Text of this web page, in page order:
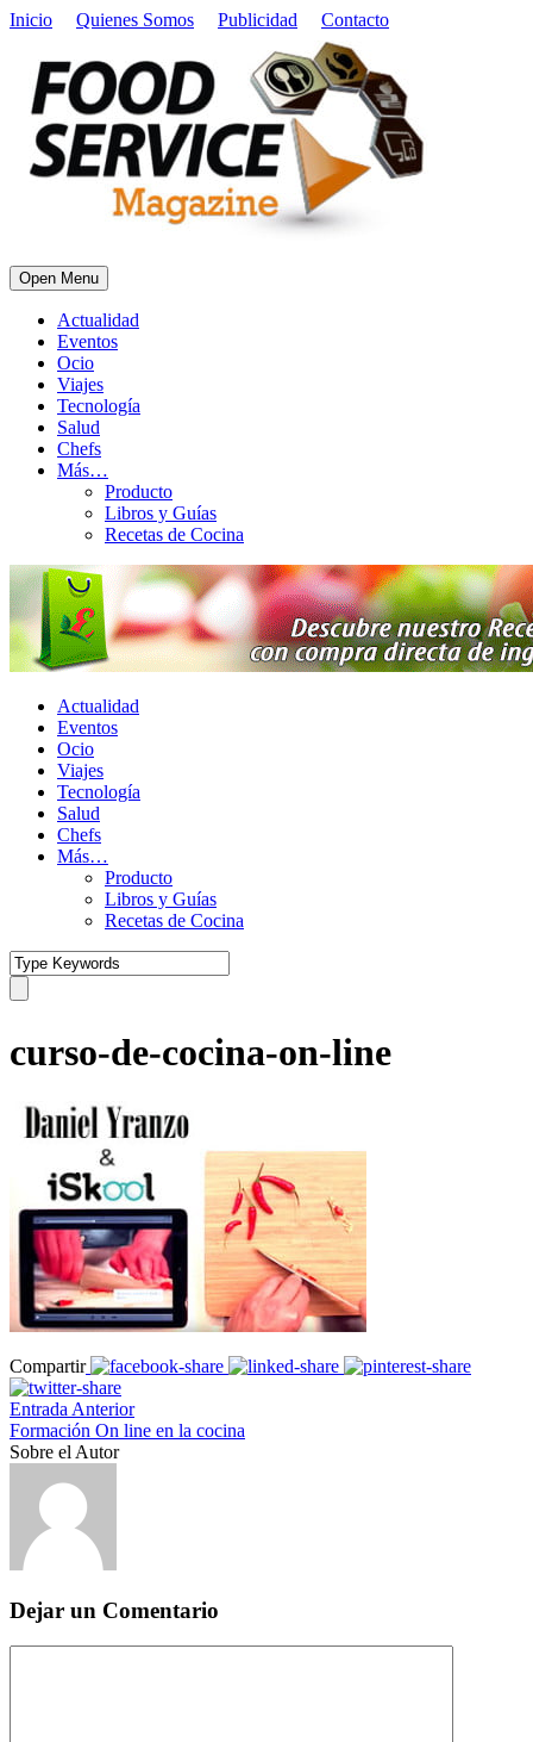
Inicio Quienes Somos Publicidad Contacto
Open Menu
Actualidad
Eventos
Ocio
Viajes
Tecnología
Salud
Chefs
Más…
Producto
Libros y Guías
Recetas de Cocina
Actualidad
Eventos
Ocio
Viajes
Tecnología
Salud
Chefs
Más…
Producto
Libros y Guías
Recetas de Cocina
curso-de-cocina-on-line
Compartir
Entrada Anterior
Formación On line en la cocina
Sobre el Autor
Dejar un Comentario